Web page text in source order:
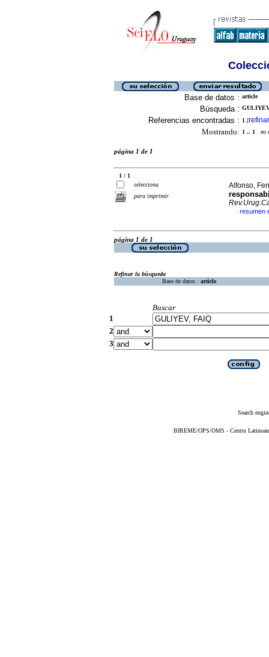
Base de datos : article
Búsqueda :
Referencias encontradas : 1 [refinar
Mostrando: 1 .. 1 en
página 1 de 1
1 / 1
selecciona
para imprimir
Alfonso,
· resumen
página 1 de 1
Refinar la búsqueda
Base de datos : article
Buscar
1
2
3
Search
BIREME/OPS/OMS - Centro